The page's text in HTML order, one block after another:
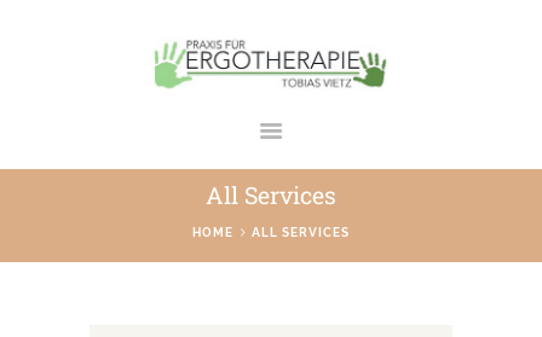
All Services
HOME ALL SERVICES
ERGOTHERAPIE TOBIAS VIETZ
STARTSEITE